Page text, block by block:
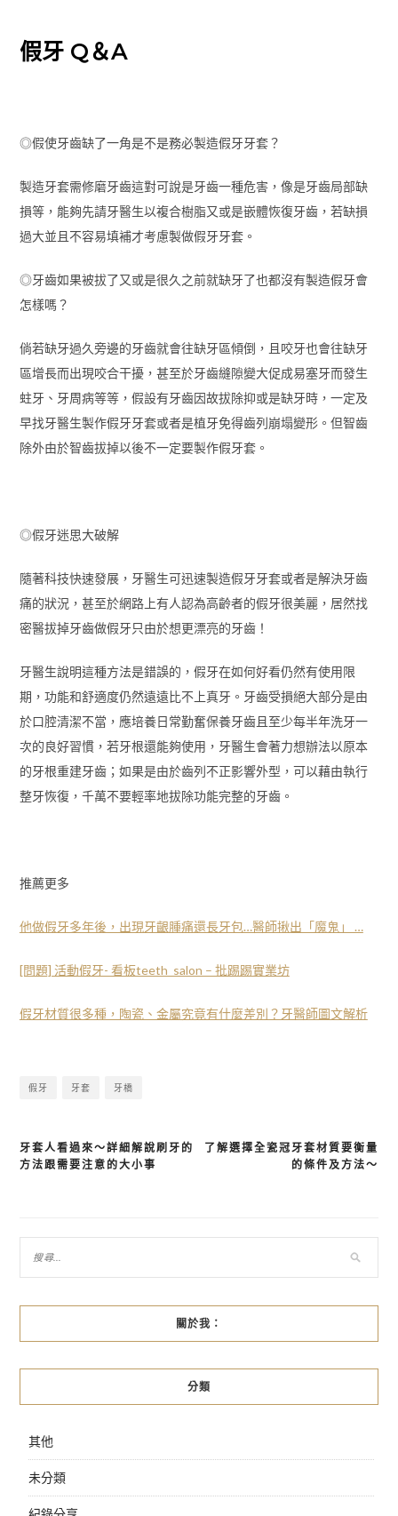
假牙 Q＆A
◎假使牙齒缺了一角是不是務必製造假牙牙套？
製造牙套需修磨牙齒這對可說是牙齒一種危害，像是牙齒局部缺
損等，能夠先請牙醫生以複合樹脂又或是嵌體恢復牙齒，若缺損
過大並且不容易填補才考慮製做假牙牙套。
◎牙齒如果被拔了又或是很久之前就缺牙了也都沒有製造假牙會
怎樣嗎？
倘若缺牙過久旁邊的牙齒就會往缺牙區傾倒，且咬牙也會往缺牙
區增長而出現咬合干擾，甚至於牙齒縫隙變大促成易塞牙而發生
蛀牙、牙周病等等，假設有牙齒因故拔除抑或是缺牙時，一定及
早找牙醫生製作假牙牙套或者是植牙免得齒列崩塌變形。但智齒
除外由於智齒拔掉以後不一定要製作假牙套。
◎假牙迷思大破解
隨著科技快速發展，牙醫生可迅速製造假牙牙套或者是解決牙齒
痛的狀況，甚至於網路上有人認為高齡者的假牙很美麗，居然找
密醫拔掉牙齒做假牙只由於想更漂亮的牙齒！
牙醫生說明這種方法是錯誤的，假牙在如何好看仍然有使用限
期，功能和舒適度仍然遠遠比不上真牙。牙齒受損絕大部分是由
於口腔清潔不當，應培養日常勤奮保養牙齒且至少每半年洗牙一
次的良好習慣，若牙根還能夠使用，牙醫生會著力想辦法以原本
的牙根重建牙齒；如果是由於齒列不正影響外型，可以藉由執行
整牙恢復，千萬不要輕率地拔除功能完整的牙齒。
推薦更多
他做假牙多年後，出現牙齦腫痛還長牙包…醫師揪出「魔鬼」 …
[問題] 活動假牙- 看板teeth_salon – 批踢踢實業坊
假牙材質很多種，陶瓷、金屬究竟有什麼差別？牙醫師圖文解析
假牙 牙套 牙橋
文
覽
了解選擇全瓷冠牙套材質要衡量
的條件及方法～
牙套人看過來～詳細解說刷牙的
方法跟需要注意的大小事
關於我：
分類
其他
未分類